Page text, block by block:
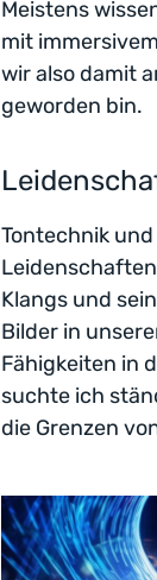
Meistens
mit
wir also damit
geworden bin.
Tontechnik
Klangs und
Bilder in
Fähigkeiten in
suchte ich
die Grenzen